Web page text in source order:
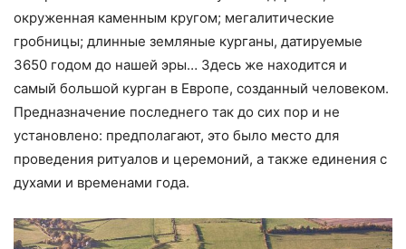
окруженная каменным кругом; мегалитические
гробницы; длинные земляные курганы, датируемые
3650 годом до нашей эры… Здесь же находится и
самый большой курган в Европе, созданный человеком.
Предназначение последнего так до сих пор и не
установлено: предполагают, это было место для
проведения ритуалов и церемоний, а также единения с
духами и временами года.